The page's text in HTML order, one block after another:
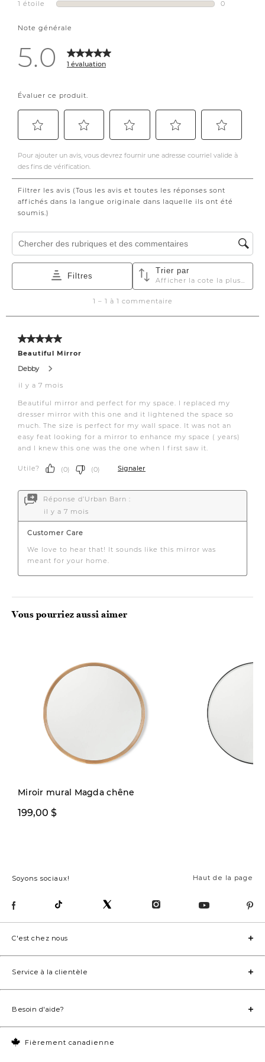
Vous pourriez aussi aimer
Miroir mural Magda chêne
199,00 $
Haut de la page
Soyons sociaux!
Fièrement canadienne
C'est chez nous
Service à la clientèle
Besoin d'aide?